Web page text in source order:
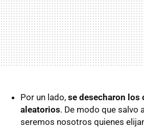
Por un lado, se desecharon los
aleatorios. De modo que salvo
seremos nosotros quienes